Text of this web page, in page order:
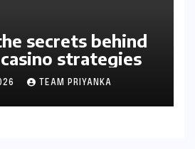
secrets behind
strategies
TEAM PRIYANKA